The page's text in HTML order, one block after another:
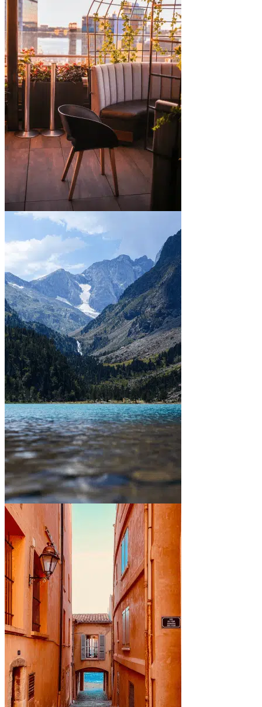
Between mountains and lakes